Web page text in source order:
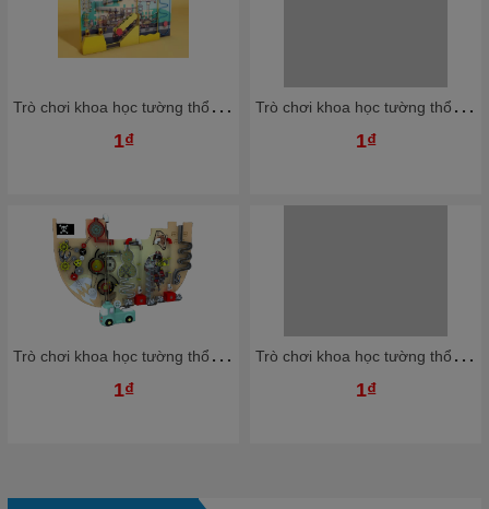
T
rò chơi khoa học tường thổi bóng nhựa Ziczac TTBKB06 Dochoikinhbac Trò chơi hấp dẫn trong nhà bóng
1₫
T
rò chơi khoa học tường thổi bóng nhựa Ziczac TTBKB05 Dochoikinhbac Trò chơi hấp dẫn trong nhà bóng
1₫
T
rò chơi khoa học tường thổi bóng nhựa Ziczac TTBKB04 Dochoikinhbac Trò chơi hấp dẫn trong nhà bóng
1₫
T
rò chơi khoa học tường thổi bóng nhựa Ziczac TTBKB03 Dochoikinhbac Trò chơi hấp dẫn trong nhà bóng
1₫